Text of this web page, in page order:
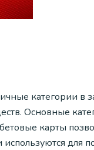
категории в
Основные
карты
используются